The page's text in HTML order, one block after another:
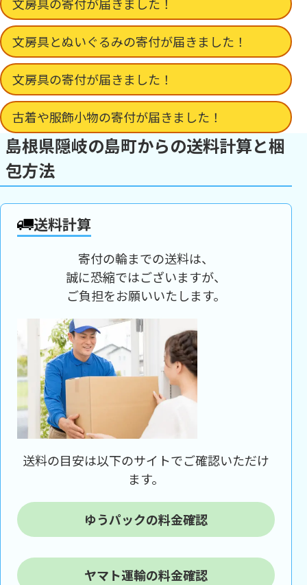
文房具とぬいぐるみの寄付が届きました！
文房具の寄付が届きました！
古着や服飾小物の寄付が届きました！
島根県隠岐の島町からの送料計算と梱
包方法
送料計算
寄付の輪までの送料は、
誠に恐縮ではございますが、
ご負担をお願いいたします。
送料の目安は以下のサイトでご確認いただけ
ます。
ゆうパックの料金確認
ヤマト運輸の料金確認